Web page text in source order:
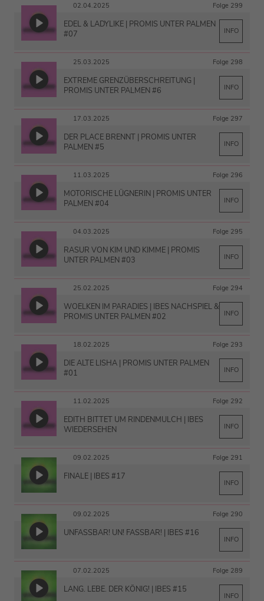
02.04.2025 Folge 299
EDEL & LADYLIKE | PROMIS UNTER PALMEN
#07
INFO
25.03.2025 Folge 298
EXTREME GRENZÜBERSCHREITUNG |
PROMIS UNTER PALMEN #6
INFO
17.03.2025 Folge 297
DER PLACE BRENNT | PROMIS UNTER
PALMEN #5
INFO
11.03.2025 Folge 296
MOTORISCHE LÜGNERIN | PROMIS UNTER
PALMEN #04
INFO
04.03.2025 Folge 295
RASUR VON KIM UND KIMME | PROMIS
UNTER PALMEN #03
INFO
25.02.2025 Folge 294
WOELKEN IM PARADIES | IBES NACHSPIEL &
PROMIS UNTER PALMEN #02
INFO
18.02.2025 Folge 293
DIE ALTE LISHA | PROMIS UNTER PALMEN
#01
INFO
11.02.2025 Folge 292
EDITH BITTET UM RINDENMULCH | IBES
WIEDERSEHEN
INFO
09.02.2025 Folge 291
FINALE | IBES #17
INFO
09.02.2025 Folge 290
UNFASSBAR! UN! FASSBAR! | IBES #16
INFO
07.02.2025 Folge 289
LANG. LEBE. DER KÖNIG! | IBES #15
INFO